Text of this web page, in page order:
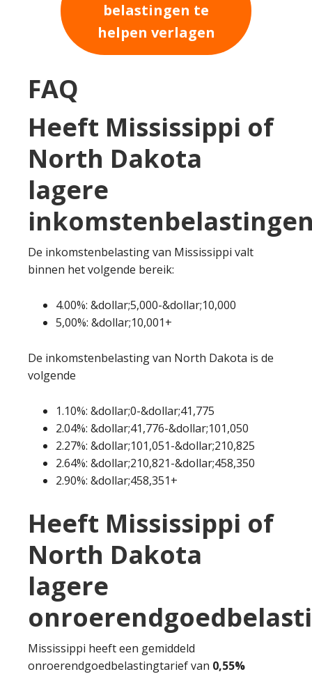
belastingen te
helpen verlagen
FAQ
Heeft Mississippi of
North Dakota
lagere
De inkomstenbelasting van Mississippi valt
binnen het volgende bereik:
4.00%: &dollar;5,000-&dollar;10,000
5,00%: &dollar;10,001+
De inkomstenbelasting van North Dakota is de
volgende
1.10%: &dollar;0-&dollar;41,775
2.04%: &dollar;41,776-&dollar;101,050
2.27%: &dollar;101,051-&dollar;210,825
2.64%: &dollar;210,821-&dollar;458,350
2.90%: &dollar;458,351+
Heeft Mississippi of
North Dakota
lagere
Mississippi heeft een gemiddeld
onroerendgoedbelastingtarief van 0,55%